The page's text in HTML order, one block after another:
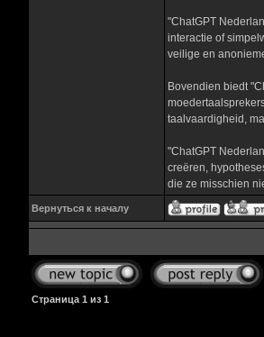
"ChatGPT
interactie of
veilige en
Bovendien biedt
taalvaardigheid,
"ChatGPT
creëren,
die ze misschien
Вернуться к началу
Страница 1 из 1